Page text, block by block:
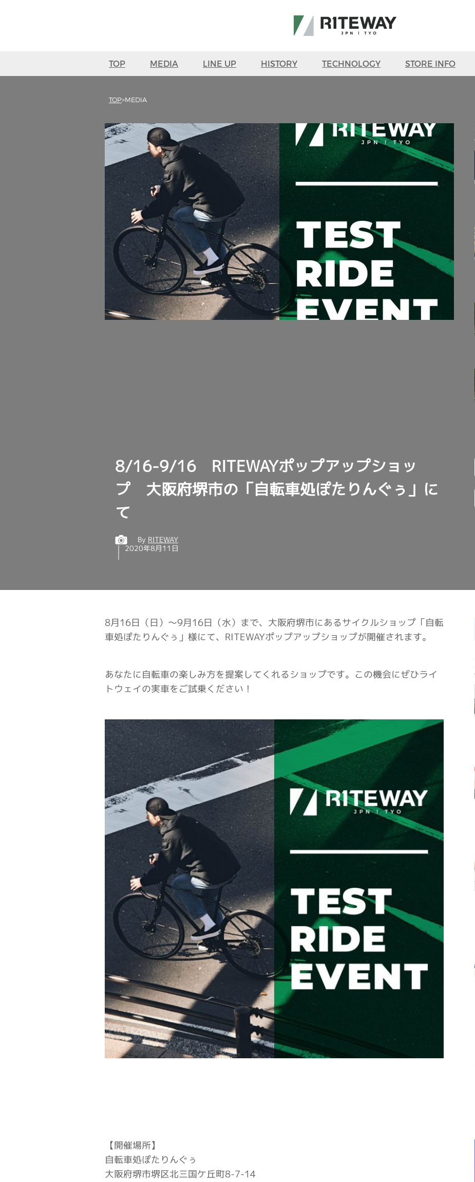
TOP MEDIA LINE UP HISTORY TECHNOLOGY STORE INFO
TOP MEDIA
8/16-9/16 RITEWAYポップアップショッ
プ 大阪府堺市の「自転車処ぽたりんぐぅ」に
て
By RITEWAY
2020年8月11日
8月16日（日）～9月16日（水）まで、大阪府堺市にあるサイクルショップ「自転
車処ぽたりんぐぅ」様にて、RITEWAYポップアップショップが開催されます。
あなたに自転車の楽しみ方を提案してくれるショップです。この機会にぜひライ
トウェイの実車をご試乗ください！
【開催場所】
自転車処ぽたりんぐぅ
大阪府堺市堺区北三国ケ丘町8-7-14